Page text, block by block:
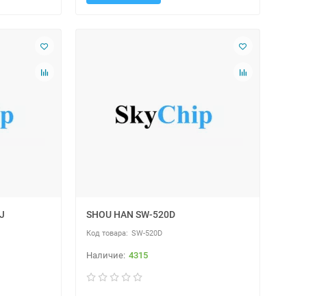
SHOU HAN SW-520D
SW-520D
4315